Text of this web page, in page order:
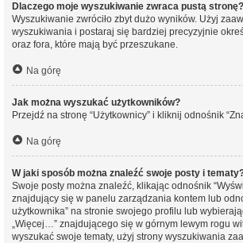
Dlaczego moje wyszukiwanie zwraca pustą
Wyszukiwanie zwróciło zbyt dużo wyników. Użyj
wyszukiwania i postaraj się bardziej precyzyjnie
oraz fora, które mają być przeszukane.
Na górę
Jak można wyszukać użytkowników?
Przejdź na stronę “Użytkownicy” i kliknij odnośnik
Na górę
W jaki sposób można znaleźć swoje posty i
Swoje posty można znaleźć, klikając odnośnik
znajdujący się w panelu zarządzania kontem lub
użytkownika” na stronie swojego profilu lub
„Więcej…” znajdującego się w górnym lewym rogu
wyszukać swoje tematy, użyj strony wyszukiwania